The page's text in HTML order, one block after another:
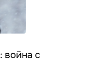
война с